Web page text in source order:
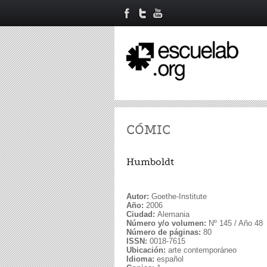
CÓMIC
Humboldt
Autor: Goethe-Institute
Año: 2006
Ciudad: Alemania
Número y/o volumen: Nº 145 / Año 48
Número de páginas: 80
ISSN: 0018-7615
Ubicación: arte contemporáneo
Idioma: español